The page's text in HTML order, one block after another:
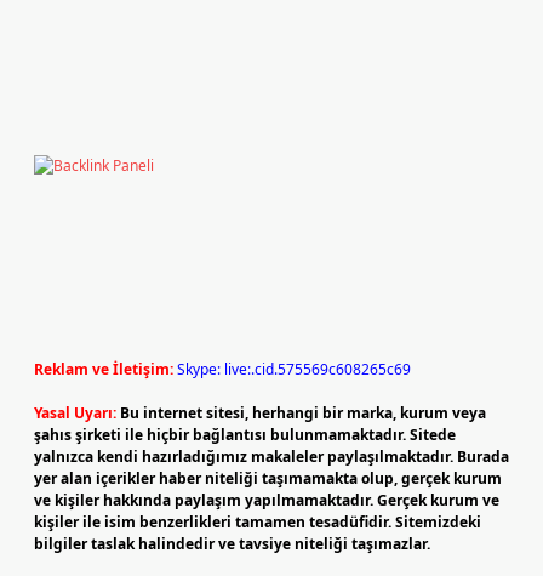
Reklam ve İletişim:Skype: live:.cid.575569c608265c69
Yasal Uyarı: Bu internet sitesi, herhangi bir marka, kurum veya
şahıs şirketi ile hiçbir bağlantısı bulunmamaktadır. Sitede
yalnızca kendi hazırladığımız makaleler paylaşılmaktadır. Burada
yer alan içerikler haber niteliği taşımamakta olup, gerçek kurum
ve kişiler hakkında paylaşım yapılmamaktadır. Gerçek kurum ve
kişiler ile isim benzerlikleri tamamen tesadüfidir. Sitemizdeki
bilgiler taslak halindedir ve tavsiye niteliği taşımazlar.